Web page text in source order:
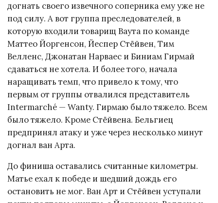
догнать своего извечного соперника ему уже не
под силу. А вот группа преследователей, в
которую входили товарищ Ваута по команде
Маттео Йоргенсон, Йеспер Стёйвен, Тим
Велленс, Джонатан Нарваес и Биниам Гирмай
сдаваться не хотела. И более того, начала
наращивать темп, что привело к тому, что
первым от группы отвалился представитель
Intermarché — Wanty. Гирмаю было тяжело. Всем
было тяжело. Кроме Стёйвена. Бельгиец
предпринял атаку и уже через несколько минут
догнал ван Арта.
До финиша оставались считанные километры.
Матье ехал к победе и шедший дождь его
остановить не мог. Ван Арт и Стёйвен уступали